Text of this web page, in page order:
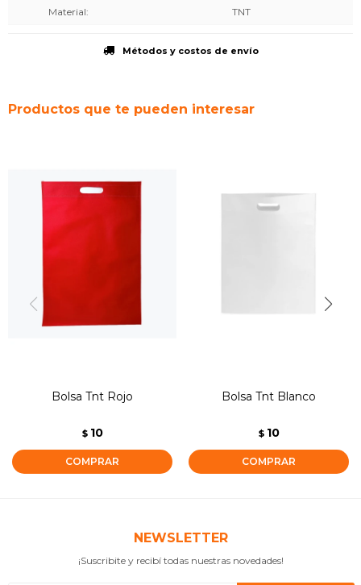
Material TNT
Métodos y costos de envío
Productos que te pueden interesar
Bolsa Tnt Rojo
$ 10
Bolsa Tnt Blanco
$ 10
NEWSLETTER
¡Suscribite y recibí todas nuestras novedades!